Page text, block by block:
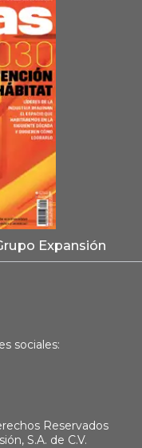
Expansión
sociales:
Reservados
S.A. de C.V.